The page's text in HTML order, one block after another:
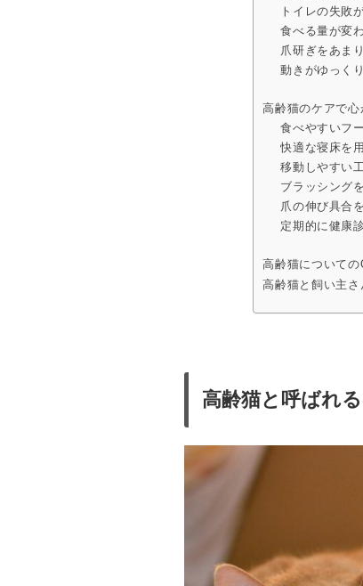
トイレの失敗
食べる量が変
爪研ぎをあま
動きがゆっく
高齢猫のケアで心
食べやすいフ
快適な寝床を
移動しやすい
ブラッシング
爪の伸び具合
定期的に健康
高齢猫についての
高齢猫と飼い主
高齢猫と呼ばれ